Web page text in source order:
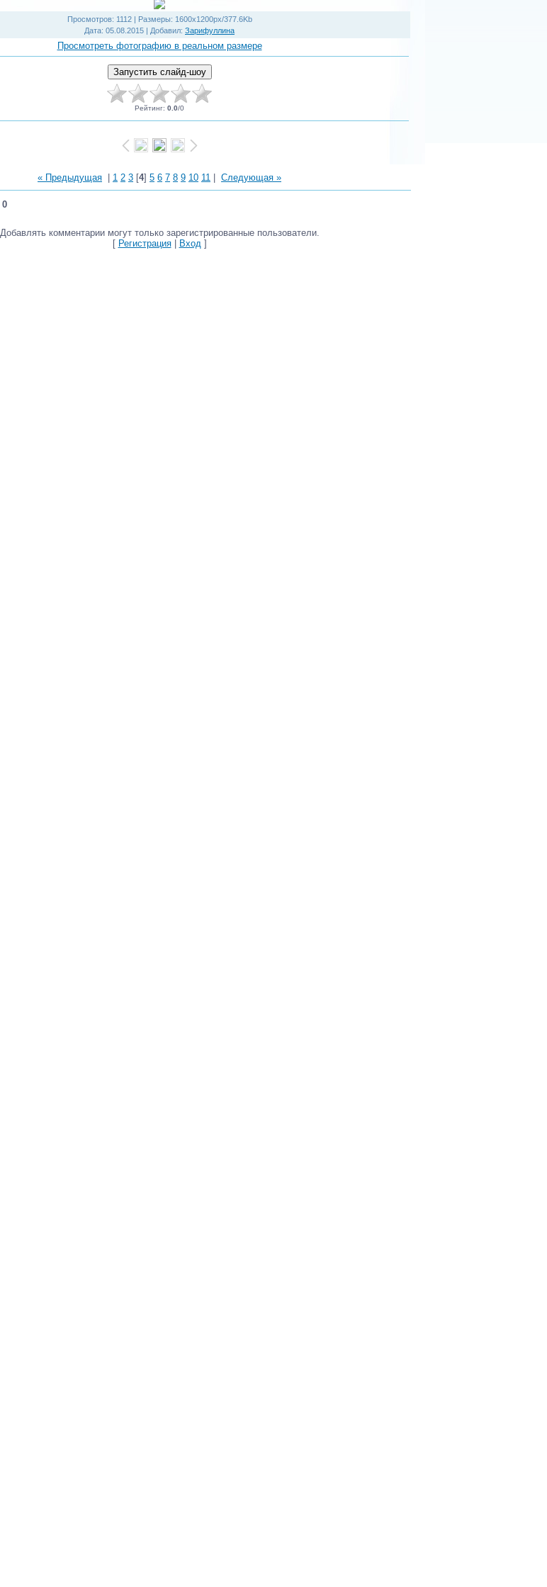
Просмотров: 1112 | Размеры: 1600x1200px/377.6Kb
Дата: 05.08.2015 | Добавил: Зарифуллина
Просмотреть фотографию в реальном размере
Рейтинг: 0.0/0
« Предыдущая 1 2 3 [4] 5 6 7 8 9 10 11 Следующая »
0
Добавлять комментарии могут только зарегистрированные пользователи.
[ Регистрация| Вход ]